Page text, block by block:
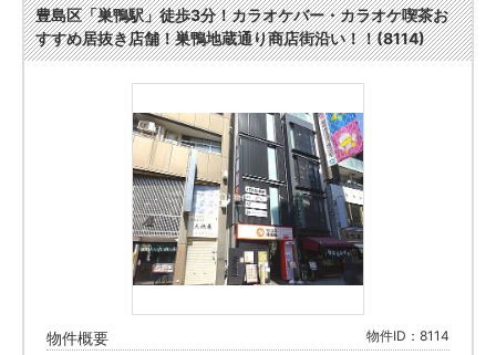
豊島区「巣鴨駅」徒歩3分！カラオケバー・カラオケ喫茶お
すすめ居抜き店舗！巣鴨地蔵通り商店街沿い！！(8114)
物件概要 物件ID：8114